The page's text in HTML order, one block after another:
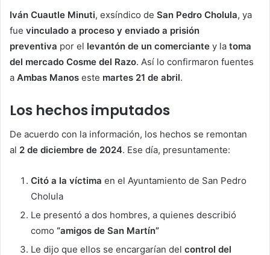
Iván Cuautle Minuti, exsíndico de San Pedro Cholula, ya
fue vinculado a proceso y enviado a prisión
preventiva por el levantón de un comerciante y la toma
del mercado Cosme del Razo. Así lo confirmaron fuentes
a Ambas Manos este martes 21 de abril.
Los hechos imputados
De acuerdo con la información, los hechos se remontan
al 2 de diciembre de 2024. Ese día, presuntamente:
Citó a la víctima en el Ayuntamiento de San Pedro
Cholula
Le presentó a dos hombres, a quienes describió
como “amigos de San Martín”
Le dijo que ellos se encargarían del control del